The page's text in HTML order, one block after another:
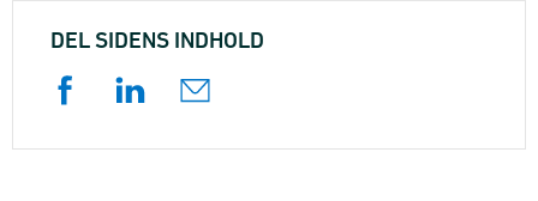
DEL SIDENS INDHOLD